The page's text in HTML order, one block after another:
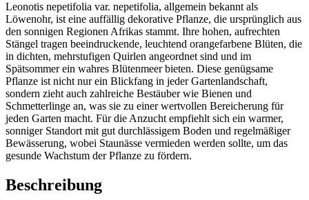
Leonotis nepetifolia var. nepetifolia, allgemein bekannt als
Löwenohr, ist eine auffällig dekorative Pflanze, die ursprünglich aus
den sonnigen Regionen Afrikas stammt. Ihre hohen, aufrechten
Stängel tragen beeindruckende, leuchtend orangefarbene Blüten, die
in dichten, mehrstufigen Quirlen angeordnet sind und im
Spätsommer ein wahres Blütenmeer bieten. Diese genügsame
Pflanze ist nicht nur ein Blickfang in jeder Gartenlandschaft,
sondern zieht auch zahlreiche Bestäuber wie Bienen und
Schmetterlinge an, was sie zu einer wertvollen Bereicherung für
jeden Garten macht. Für die Anzucht empfiehlt sich ein warmer,
sonniger Standort mit gut durchlässigem Boden und regelmäßiger
Bewässerung, wobei Staunässe vermieden werden sollte, um das
gesunde Wachstum der Pflanze zu fördern.
Beschreibung